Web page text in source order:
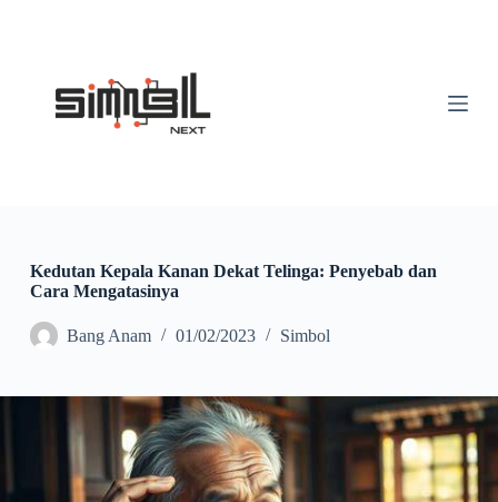
Kedutan Kepala Kanan Dekat Telinga: Penyebab dan
Cara Mengatasinya
Bang Anam 01/02/2023 Simbol